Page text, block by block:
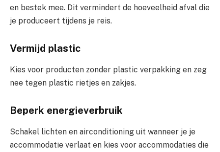
en bestek mee. Dit vermindert de hoeveelheid afval die
je produceert tijdens je reis.
Vermijd plastic
Kies voor producten zonder plastic verpakking en zeg
nee tegen plastic rietjes en zakjes.
Beperk energieverbruik
Schakel lichten en airconditioning uit wanneer je je
accommodatie verlaat en kies voor accommodaties die